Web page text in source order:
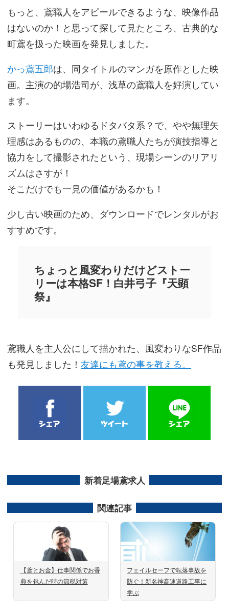
もっと、鳶職人をアピールできるような、映像作品
はないのか！と思って探して見たところ、古典的な
町鳶を扱った映画を発見しました。
かっ鳶五郎は、同タイトルのマンガを原作とした映
画。主演の的場浩司が、浅草の鳶職人を好演してい
ます。
ストーリーはいわゆるドタバタ系？で、やや無理矢
理感はあるものの、本職の鳶職人たちが演技指導と
協力をして撮影されたという、現場シーンのリアリ
ズムはさすが！
そこだけでも一見の価値があるかも！
少し古い映画のため、ダウンロードでレンタルがお
すすめです。
ちょっと風変わりだけどストー
リーは本格SF！白井弓子『天顕
祭』
鳶職人を主人公にして描かれた、風変わりなSF作品
も発見しました！ 友達にも鳶の事を教える。
新着足場鳶求人
関連記事
【鳶とお金】仕事関係でお香
典を包んだ時の節税対策
フェイルセーフで転落事故を
防ぐ！新名神高速道路工事に
学ぶ